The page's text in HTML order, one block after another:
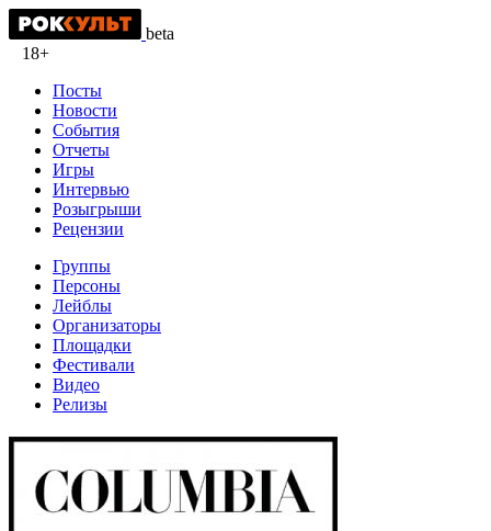
beta
18+
Посты
Новости
События
Отчеты
Игры
Интервью
Розыгрыши
Рецензии
Группы
Персоны
Лейблы
Организаторы
Площадки
Фестивали
Видео
Релизы